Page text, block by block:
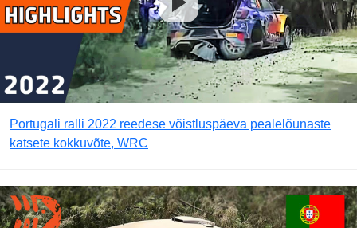
Portugali ralli 2022 reedese võistluspäeva pealelõunaste
katsete kokkuvõte, WRC